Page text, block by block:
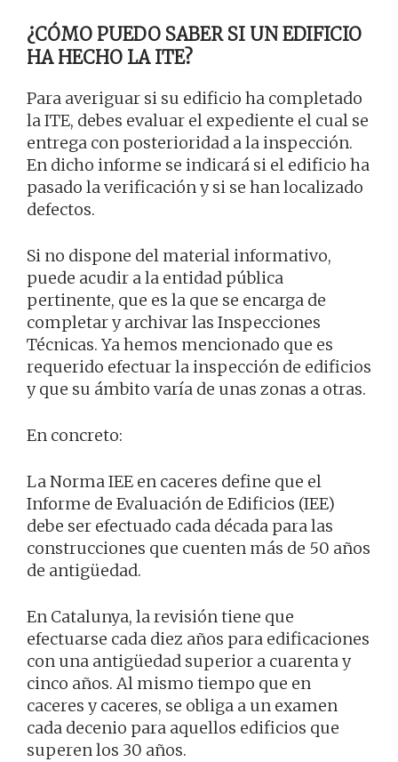
¿CÓMO PUEDO SABER SI UN EDIFICIO
HA HECHO LA ITE?
Para averiguar si su edificio ha completado
la ITE, debes evaluar el expediente el cual se
entrega con posterioridad a la inspección.
En dicho informe se indicará si el edificio ha
pasado la verificación y si se han localizado
defectos.
Si no dispone del material informativo,
puede acudir a la entidad pública
pertinente, que es la que se encarga de
completar y archivar las Inspecciones
Técnicas. Ya hemos mencionado que es
requerido efectuar la inspección de edificios
y que su ámbito varía de unas zonas a otras.
En concreto:
La Norma IEE en caceres define que el
Informe de Evaluación de Edificios (IEE)
debe ser efectuado cada década para las
construcciones que cuenten más de 50 años
de antigüedad.
En Catalunya, la revisión tiene que
efectuarse cada diez años para edificaciones
con una antigüedad superior a cuarenta y
cinco años. Al mismo tiempo que en
caceres y caceres, se obliga a un examen
cada decenio para aquellos edificios que
superen los 30 años.